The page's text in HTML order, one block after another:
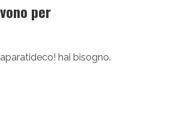
per
hai bisogno.